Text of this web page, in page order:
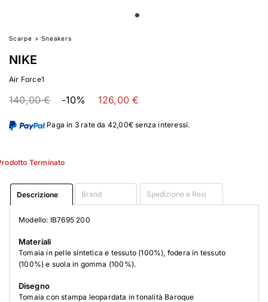
Scarpe >Sneakers
NIKE
Air Force1
140,00 € -10% 126,00 €
Paga in 3 rate da 42,00€ senza interessi.
Terminato
Descrizione Brand Spedizione e Resi
Modello: IB7695 200
Materiali
Tomaia in pelle sintetica e tessuto (100%), fodera in tessuto
(100%) e suola in gomma (100%).
Disegno
Tomaia con stampa leopardata in tonalità Baroque